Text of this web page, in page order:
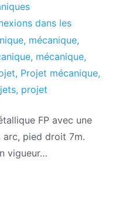
dans les
, mécanique,
, mécanique,
, Projet mécanique,
, projet
FP avec une
pied droit 7m.
vigueur…